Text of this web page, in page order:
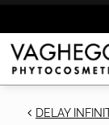
DELAY